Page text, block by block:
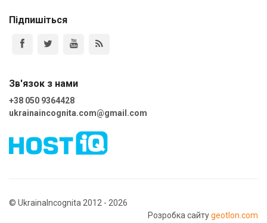
Підпишіться
Зв'язок з нами
+38 050 9364428
ukrainaincognita.com@gmail.com
© UkrainaIncognita 2012 - 2026
Розробка сайтуgeotlon.com